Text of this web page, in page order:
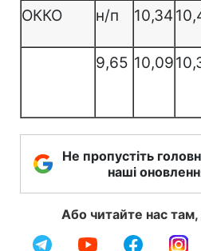
ОККО н/п 10,34
9,65 10,09
Не пропустіть
наші
Або читайте нас